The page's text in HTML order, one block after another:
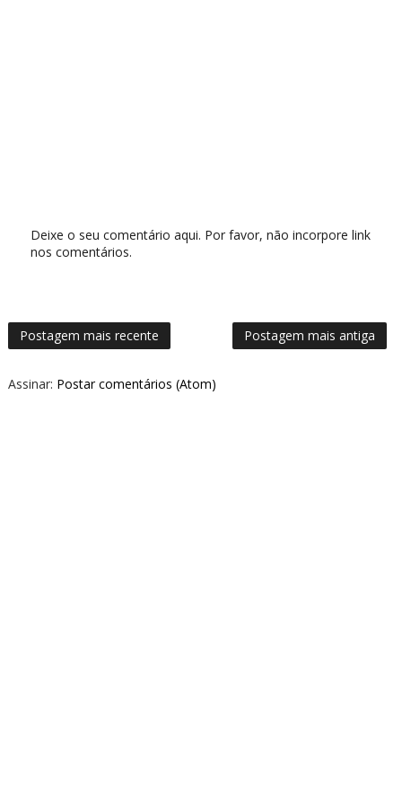
Deixe o seu comentário aqui. Por favor, não incorpore link
nos comentários.
Postagem mais recente Postagem mais antiga
Assinar: Postar comentários (Atom)